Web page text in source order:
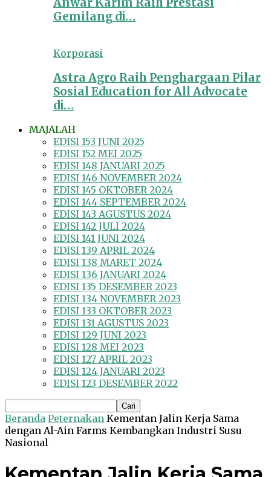
Anwar Karim Raih Prestasi
Gemilang di…
Korporasi
Astra Agro Raih Penghargaan Pilar
Sosial Education for All Advocate
di…
MAJALAH
EDISI 153 JUNI 2025
EDISI 152 MEI 2025
EDISI 148 JANUARI 2025
EDISI 146 NOVEMBER 2024
EDISI 145 OKTOBER 2024
EDISI 144 SEPTEMBER 2024
EDISI 143 AGUSTUS 2024
EDISI 142 JULI 2024
EDISI 141 JUNI 2024
EDISI 139 APRIL 2024
EDISI 138 MARET 2024
EDISI 136 JANUARI 2024
EDISI 135 DESEMBER 2023
EDISI 134 NOVEMBER 2023
EDISI 133 OKTOBER 2023
EDISI 131 AGUSTUS 2023
EDISI 129 JUNI 2023
EDISI 128 MEI 2023
EDISI 127 APRIL 2023
EDISI 124 JANUARI 2023
EDISI 123 DESEMBER 2022
Beranda Peternakan Kementan Jalin Kerja Sama
dengan Al-Ain Farms Kembangkan Industri Susu
Nasional